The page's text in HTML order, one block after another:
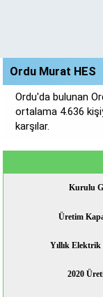
Ordu Murat HES
Ordu'da bulunan
ortalama 4.636
karşılar.
Kurulu
Üretim
Yıllık
2020